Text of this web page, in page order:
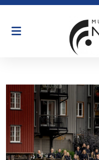
Øving
Organisasjon
Dirigenter
English